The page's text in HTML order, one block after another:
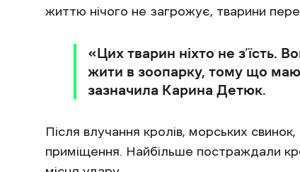
життю нічого не загрожує, тварини
«Цих тварин ніхто не з’їсть.
жити в зоопарку, тому що
зазначила Карина Детюк.
Після влучання кролів, морських
приміщення. Найбільше постраждали